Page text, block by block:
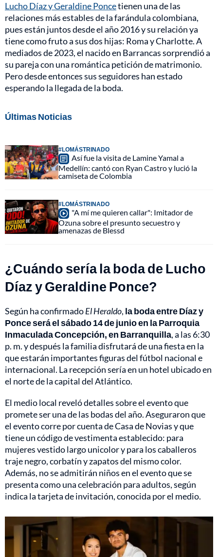
Lucho Díaz y Geraldine Poncetienen una de las
relaciones más estables de la farándula colombiana,
pues están juntos desde el año 2016 y su relación ya
tiene como fruto a sus dos hijas: Roma y Charlotte. A
mediados de 2023, el nacido en Barrancas sorprendió a
su pareja con una romántica petición de matrimonio.
Pero desde entonces sus seguidores han estado
esperando la llegada de la boda.
Últimas Noticias
#LOMÁSTRINADO
Así fue la visita de Lamine Yamal a
Medellín: cantó con Ryan Castro y lució la
camiseta de Colombia
#LOMÁSTRINADO
"A mí me quieren callar": Imitador de
Ozuna sobre el presunto secuestro y
amenazas de Blessd
¿Cuándo sería la boda de Lucho
Díaz y Geraldine Ponce?
Según ha confirmadoEl Heraldo, la boda entre Díaz y
Ponce será el sábado 14 de junio en la Parroquia
Inmaculada Concepción, en Barranquilla, a las 6:30
p. m. y después la familia disfrutará de una fiesta en la
que estarán importantes figuras del fútbol nacional e
internacional. La recepción sería en un hotel ubicado en
el norte de la capital del Atlántico.
El medio local reveló detalles sobre el evento que
promete ser una de las bodas del año. Aseguraron que
el evento corre por cuenta de Casa de Novias y que
tiene un código de vestimenta establecido: para
mujeres vestido largo unicolor y para los caballeros
traje negro, corbatín y zapatos del mismo color.
Además, no se admitirán niños en el evento que se
presenta como una celebración para adultos, según
indica la tarjeta de invitación, conocida por el medio.